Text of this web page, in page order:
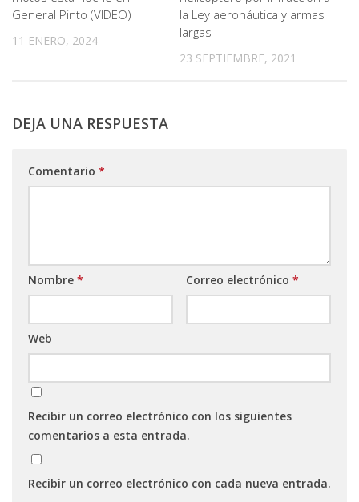
General Pinto (VIDEO)
11 ENERO, 2024
la Ley aeronáutica y armas
largas
23 SEPTIEMBRE, 2021
DEJA UNA RESPUESTA
Comentario *
Nombre * Correo electrónico *
Web
Recibir un correo electrónico con los siguientes
comentarios a esta entrada.
Recibir un correo electrónico con cada nueva entrada.